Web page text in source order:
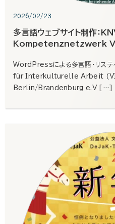
2026/02/23
多言語ウェブサイト制作：
Kompetenznetzwerk
WordPressによる多言語・リステ
für Interkulturelle Arbeit
Berlin/Brandenburg e.V […]